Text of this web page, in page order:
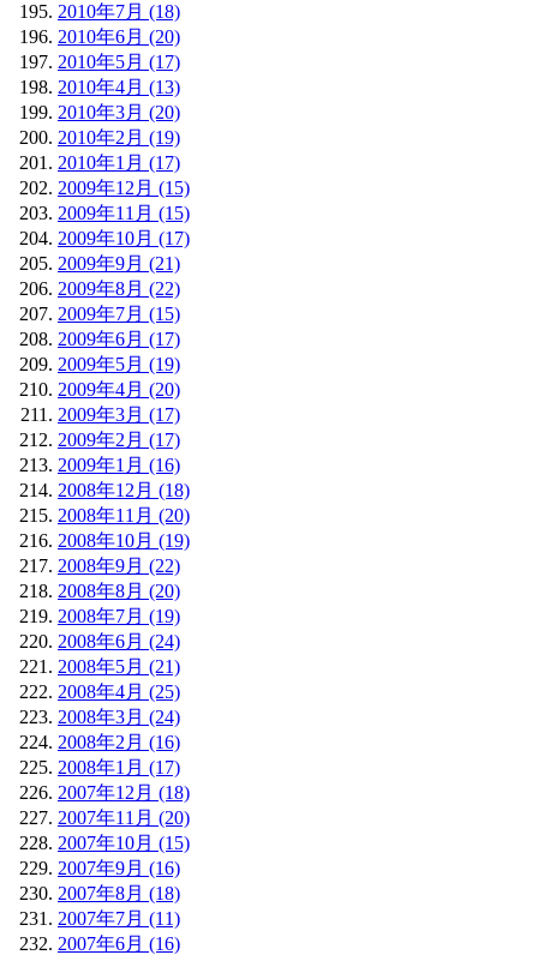
2010年7月 (18)
2010年6月 (20)
2010年5月 (17)
2010年4月 (13)
2010年3月 (20)
2010年2月 (19)
2010年1月 (17)
2009年12月 (15)
2009年11月 (15)
2009年10月 (17)
2009年9月 (21)
2009年8月 (22)
2009年7月 (15)
2009年6月 (17)
2009年5月 (19)
2009年4月 (20)
2009年3月 (17)
2009年2月 (17)
2009年1月 (16)
2008年12月 (18)
2008年11月 (20)
2008年10月 (19)
2008年9月 (22)
2008年8月 (20)
2008年7月 (19)
2008年6月 (24)
2008年5月 (21)
2008年4月 (25)
2008年3月 (24)
2008年2月 (16)
2008年1月 (17)
2007年12月 (18)
2007年11月 (20)
2007年10月 (15)
2007年9月 (16)
2007年8月 (18)
2007年7月 (11)
2007年6月 (16)